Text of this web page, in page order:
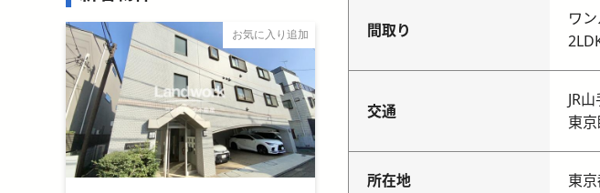
間取り
ワ
交通
JR
東
所在地 東
お気に入り追加